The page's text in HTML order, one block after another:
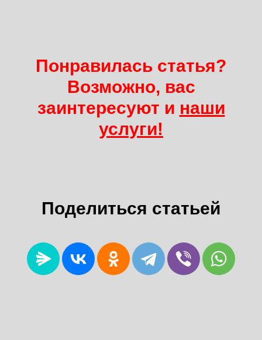
Понравилась статья?
Возможно, вас
заинтересуют и наши
услуги!
Поделиться статьей